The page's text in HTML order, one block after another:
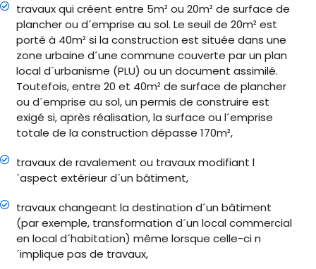
travaux qui créent entre 5m² ou 20m² de surface de
plancher ou d´emprise au sol. Le seuil de 20m² est
porté à 40m² si la construction est située dans une
zone urbaine d´une commune couverte par un plan
local d´urbanisme (PLU) ou un document assimilé.
Toutefois, entre 20 et 40m² de surface de plancher
ou d´emprise au sol, un permis de construire est
exigé si, après réalisation, la surface ou l´emprise
totale de la construction dépasse 170m²,
travaux de ravalement ou travaux modifiant l
´aspect extérieur d´un bâtiment,
travaux changeant la destination d´un bâtiment
(par exemple, transformation d´un local commercial
en local d´habitation) même lorsque celle-ci n
´implique pas de travaux,